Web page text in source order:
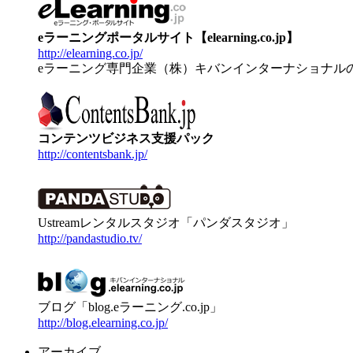
eラーニングポータルサイト【elearning.co.jp】
http://elearning.co.jp/
eラーニング専門企業（株）キバンインターナショナル
コンテンツビジネス支援パック
http://contentsbank.jp/
Ustreamレンタルスタジオ「パンダスタジオ」
http://pandastudio.tv/
ブログ「blog.eラーニング.co.jp」
http://blog.elearning.co.jp/